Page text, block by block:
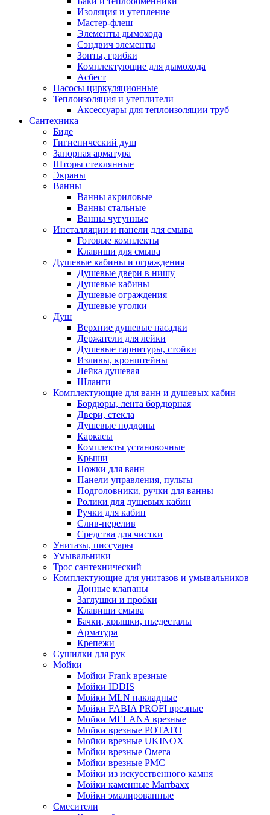
Изоляция и утепление
Мастер-флеш
Элементы дымохода
Сэндвич элементы
Зонты, грибки
Комплектующие для дымохода
Асбест
Насосы циркуляционные
Теплоизоляция и утеплители
Аксессуары для теплоизоляции труб
Сантехника
Биде
Гигиенический душ
Запорная арматура
Шторы стеклянные
Экраны
Ванны
Ванны акриловые
Ванны стальные
Ванны чугунные
Инсталляции и панели для смыва
Готовые комплекты
Клавиши для смыва
Душевые кабины и ограждения
Душевые двери в нишу
Душевые кабины
Душевые ограждения
Душевые уголки
Душ
Верхние душевые насадки
Держатели для лейки
Душевые гарнитуры, стойки
Изливы, кронштейны
Лейка душевая
Шланги
Комплектующие для ванн и душевых кабин
Бордюры, лента бордюрная
Двери, стекла
Душевые поддоны
Каркасы
Комплекты установочные
Крыши
Ножки для ванн
Панели управления, пульты
Подголовники, ручки для ванны
Ролики для душевых кабин
Ручки для кабин
Слив-перелив
Средства для чистки
Унитазы, писсуары
Умывальники
Трос сантехнический
Комплектующие для унитазов и умывальников
Донные клапаны
Заглушки и пробки
Клавиши смыва
Бачки, крышки, пьедесталы
Арматура
Крепежи
Сушилки для рук
Мойки
Мойки Frank врезные
Мойки IDDIS
Мойки MLN накладные
Мойки FABIA PROFI врезные
Мойки MELANA врезные
Мойки врезные POTATO
Мойки врезные UKINOX
Мойки врезные Омега
Мойки врезные РМС
Мойки из искусственного камня
Мойки каменные Marrbaxx
Мойки эмалированные
Смесители